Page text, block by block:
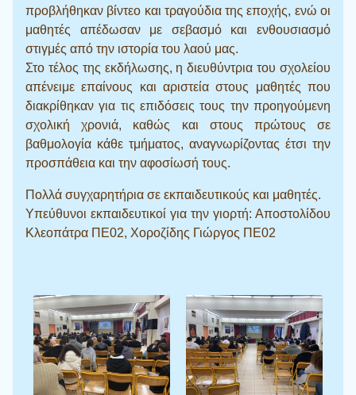
προβλήθηκαν βίντεο και τραγούδια της εποχής, ενώ οι
μαθητές απέδωσαν με σεβασμό και ενθουσιασμό
στιγμές από την ιστορία του λαού μας.
Στο τέλος της εκδήλωσης, η διευθύντρια του σχολείου
απένειμε επαίνους και αριστεία στους μαθητές που
διακρίθηκαν για τις επιδόσεις τους την προηγούμενη
σχολική χρονιά, καθώς και στους πρώτους σε
βαθμολογία κάθε τμήματος, αναγνωρίζοντας έτσι την
προσπάθεια και την αφοσίωσή τους.
Πολλά συγχαρητήρια σε εκπαιδευτικούς και μαθητές.
Υπεύθυνοι εκπαιδευτικοί για την γιορτή: Αποστολίδου
Κλεοπάτρα ΠΕ02, Χοροζίδης Γιώργος ΠΕ02